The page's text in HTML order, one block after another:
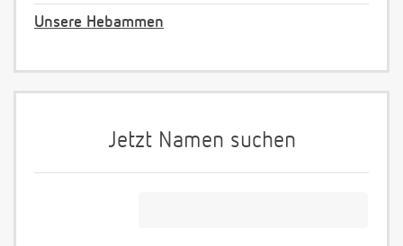
Unsere Hebammen
Jetzt Namen suchen